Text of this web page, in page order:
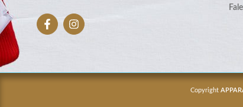
Copyright